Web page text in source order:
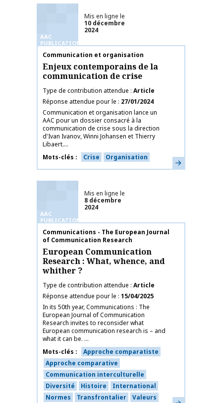
AAC
PUBLICATIONS
Mis en ligne le
10 décembre
2024
Nom de la publication
Communication et organisation
Enjeux contemporains de la
communication de crise
Type de contribution attendue Article
Réponse attendue pour le
27/01/2024
Communication et organisation lance un
AAC pour un dossier consacré à la
communication de crise sous la direction
d'Ivan Ivanov, Winni Johansen et Thierry
Libaert....
Mots-clés
Crise Organisation En savoir plus
AAC
PUBLICATIONS
Mis en ligne le
8 décembre
2024
Nom de la publication
Communications - The European Journal
of Communication Research
European Communication
Research : What, whence, and
whither ?
Type de contribution attendue Article
Réponse attendue pour le 15/04/2025
In its 50th year, Communications : The
European Journal of Communication
Research invites to reconsider what
European communication research is – and
what it can be. ...
Mots-clés
Approche comparatiste
Approche comparative
Communication interculturelle
Diversité
Histoire
International
Normes
Transfrontalier Valeurs